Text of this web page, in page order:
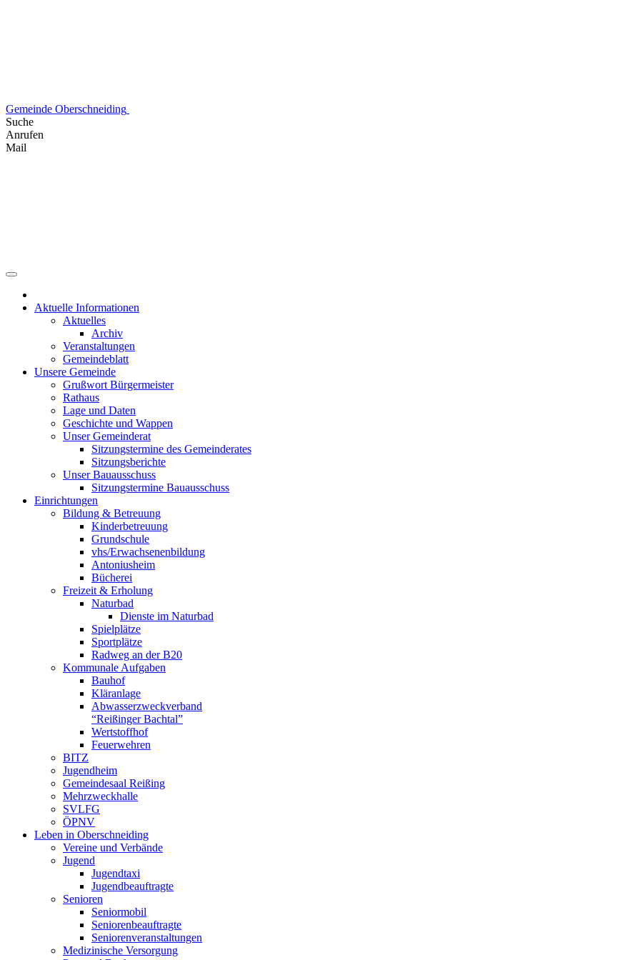
Gemeinde Oberschneiding
Suche
Anrufen
Mail
Aktuelle Informationen
Aktuelles
Archiv
Veranstaltungen
Gemeindeblatt
Unsere Gemeinde
Grußwort Bürgermeister
Rathaus
Lage und Daten
Geschichte und Wappen
Unser Gemeinderat
Sitzungstermine des Gemeinderates
Sitzungsberichte
Unser Bauausschuss
Sitzungstermine Bauausschuss
Einrichtungen
Bildung & Betreuung
Kinderbetreuung
Grundschule
vhs/Erwachsenenbildung
Antoniusheim
Bücherei
Freizeit & Erholung
Naturbad
Dienste im Naturbad
Spielplätze
Sportplätze
Radweg an der B20
Kommunale Aufgaben
Bauhof
Kläranlage
Abwasserzweckverband
“Reißinger Bachtal”
Wertstoffhof
Feuerwehren
BITZ
Jugendheim
Gemeindesaal Reißing
Mehrzweckhalle
SVLFG
ÖPNV
Leben in Oberschneiding
Vereine und Verbände
Jugend
Jugendtaxi
Jugendbeauftragte
Senioren
Seniormobil
Seniorenbeauftragte
Seniorenveranstaltungen
Medizinische Versorgung